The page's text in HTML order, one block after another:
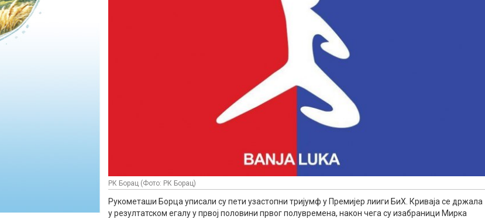
РК Борац (Фото: РК Борац)
Рукометаши Борца уписали су пети узастопни тријумф у Премијер лииги БиХ. Криваја се држала
у резултатском егалу у првој половини првог полувремена, након чега су изабраници Мирка